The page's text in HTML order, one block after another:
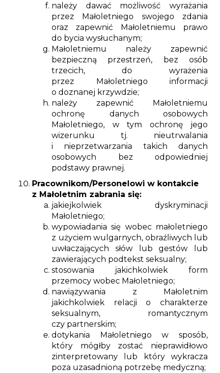
należy dawać możliwość wyrażania
przez Małoletniego swojego zdania
oraz zapewnić Małoletniemu prawo
do bycia wysłuchanym;
Małoletniemu należy zapewnić
bezpieczną przestrzeń, bez osób
trzecich, do wyrażenia
przez Małoletniego informacji
o doznanej krzywdzie;
należy zapewnić Małoletniemu
ochronę danych osobowych
Małoletniego, w tym ochronę jego
wizerunku tj. nieutrwalania
i nieprzetwarzania takich danych
osobowych bez odpowiedniej
podstawy prawnej.
Pracownikom/Personelowi w kontakcie
z Małoletnim zabrania się:
jakiejkolwiek dyskryminacji
Małoletniego;
wypowiadania się wobec małoletniego
z użyciem wulgarnych, obraźliwych lub
uwłaczających słów lub gestów lub
zawierających podtekst seksualny;
stosowania jakichkolwiek form
przemocy wobec Małoletniego;
nawiązywania z Małoletnim
jakichkolwiek relacji o charakterze
seksualnym, romantycznym
czy partnerskim;
dotykania Małoletniego w sposób,
który mógłby zostać nieprawidłowo
zinterpretowany lub który wykracza
poza uzasadnioną potrzebę medyczną;